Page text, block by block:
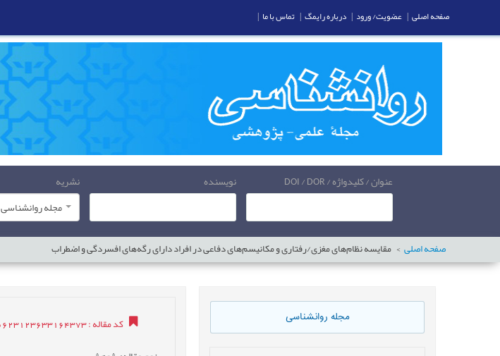
عنوان / کلیدواژه / DOI / DOR نویسنده
نشریه
مجله روانشناسی
صفحه اصلی مقایسه نظام‌های مغزی/رفتاری و مکانیسم‌های دفاعی در افراد دارای رگه‌های افسردگی و اضطراب
مجله روانشناسی کد مقاله: 13970623123633164373
صفحه اصلی | عضویت/ ورود | درباره رایمگ | تماس با ما |